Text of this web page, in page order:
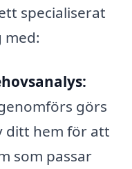
specialiserat
med:
görs
ditt hem för att
som passar